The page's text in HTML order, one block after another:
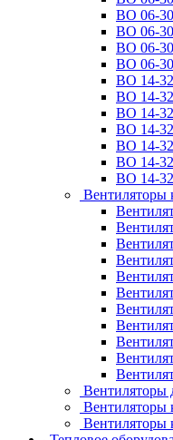
ВО 06-
ВО 06-
ВО 06-
ВО 06-
ВО 14-
ВО 14-
ВО 14-
ВО 14-
ВО 14-
ВО 14-
ВО 14-
Вентиляторы